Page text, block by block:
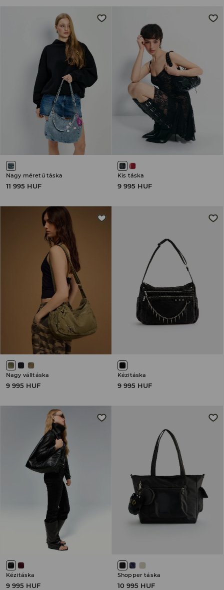
Nagy méretű táska
11 995 HUF
Kis táska
9 995 HUF
Nagy válltáska
9 995 HUF
Kézitáska
9 995 HUF
Kézitáska
9 995 HUF
Shopper táska
10 995 HUF